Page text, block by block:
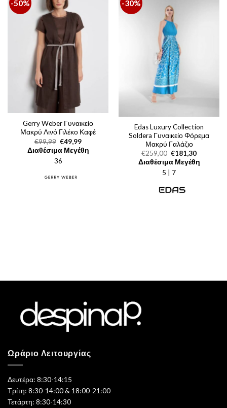
-50%
Gerry Weber Γυναικείο
Μακρύ Λινό Γιλέκο Καφέ
€99,99 Original
price
was:
€99,99.
€49,99Η
τρέχουσα
τιμή
Διαθέσιμα Μεγέθη
36
-30%
Edas Luxury Collection
Soldera Γυναικείο Φόρεμα
Μακρύ Γαλάζιο
€259,00 Original
price
was:
€259,00.
€181,30Η
τρέχουσα
τιμή
Διαθέσιμα Μεγέθη
5 | 7
Ωράριο Λειτουργίας
Δευτέρα: 8:30-14:15
Τρίτη: 8:30-14:00 & 18:00-21:00
Τετάρτη: 8:30-14:30